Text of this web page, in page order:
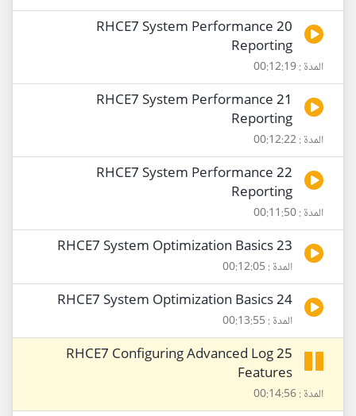
20 RHCE7 System Performance
Reporting
المدة : 00:12:19
21 RHCE7 System Performance
Reporting
المدة : 00:12:22
22 RHCE7 System Performance
Reporting
المدة : 00:11:50
23 RHCE7 System Optimization Basics
المدة : 00:12:05
24 RHCE7 System Optimization Basics
المدة : 00:13:55
25 RHCE7 Configuring Advanced Log
Features
المدة : 00:14:56